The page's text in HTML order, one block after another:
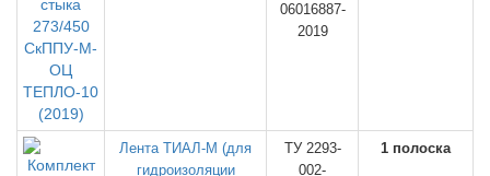
06016887-
2019
Лента ТИАЛ-М (для
гидроизоляции
ТУ 2293-
002-
1 полоска